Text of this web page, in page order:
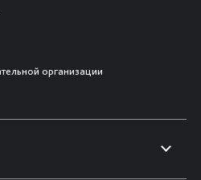
организации